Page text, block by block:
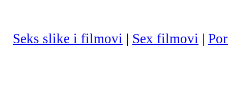
Seks slike i filmovi | Sex filmovi |